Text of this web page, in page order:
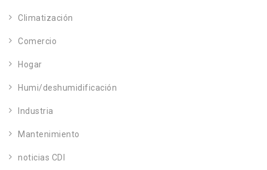
Climatización
Comercio
Hogar
Humi/deshumidificación
Industria
Mantenimiento
noticias CDI